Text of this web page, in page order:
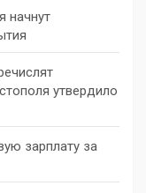
начнут
утвердило
зарплату за